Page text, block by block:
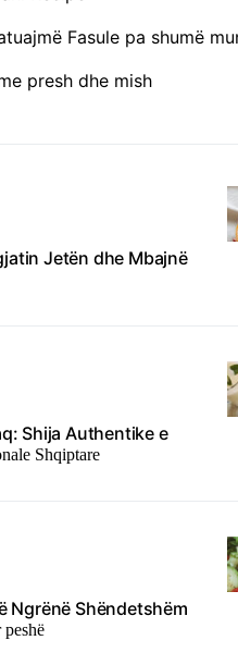
Fasule pa shumë
presh dhe mish
Jetën dhe Mbajnë
Shija Authentike e
Shqiptare
Ngrënë Shëndetshëm